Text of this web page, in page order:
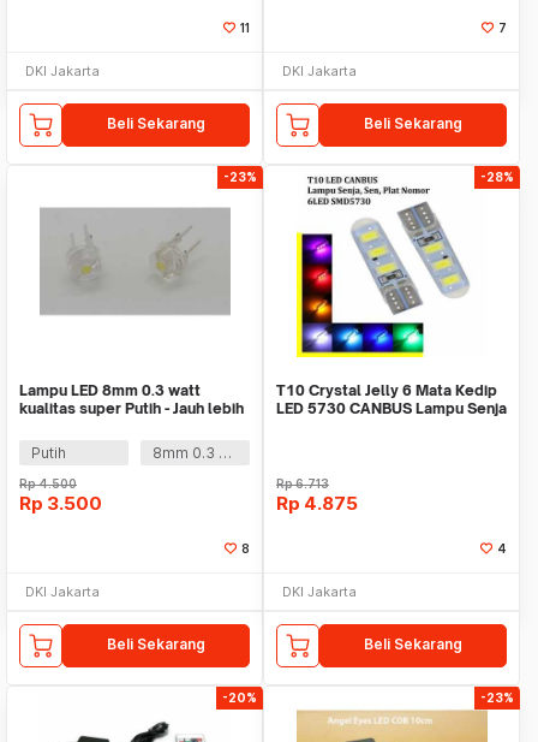
11
DKI Jakarta
Beli Sekarang
7
DKI Jakarta
Beli Sekarang
-23%
Lampu LED 8mm 0.3 watt
kualitas super Putih - Jauh lebih
Putih
8mm 0.3 watt
Rp4.500
Rp 3.500
8
DKI Jakarta
Beli Sekarang
-28%
T10 Crystal Jelly 6 Mata Kedip
LED 5730 CANBUS Lampu Senja
Rp6.713
Rp 4.875
4
DKI Jakarta
Beli Sekarang
-20% -23%